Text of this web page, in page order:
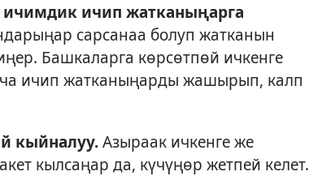
ичип жатканыңарга
сарсанаа болуп жатканын
Башкаларга көрсөтпөй ичкенге
ичип жатканыңарды жашырып, калп
кыйналуу.Азыраак ичкенге же
кылсаңар да, күчүңөр жетпей келет.